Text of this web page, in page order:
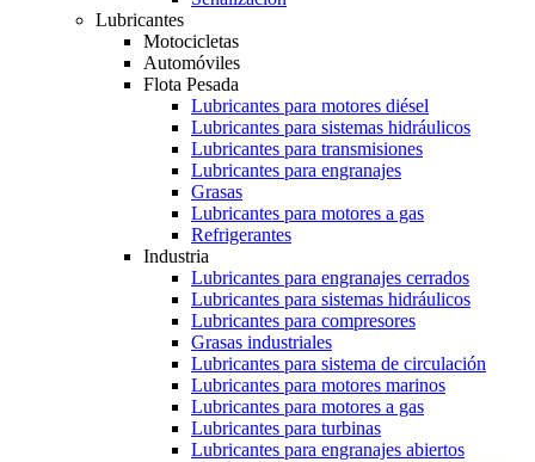
Lubricantes
Motocicletas
Automóviles
Flota Pesada
Lubricantes para motores diésel
Lubricantes para sistemas hidráulicos
Lubricantes para transmisiones
Lubricantes para engranajes
Grasas
Lubricantes para motores a gas
Refrigerantes
Industria
Lubricantes para engranajes cerrados
Lubricantes para sistemas hidráulicos
Lubricantes para compresores
Grasas industriales
Lubricantes para sistema de circulación
Lubricantes para motores marinos
Lubricantes para motores a gas
Lubricantes para turbinas
Lubricantes para engranajes abiertos